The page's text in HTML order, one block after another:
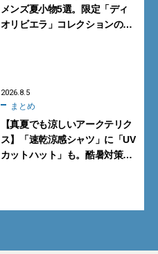
メンズ夏小物5選。限定「ディ
オリビエラ」コレクションの
2026.8.5
まとめ
【真夏でも涼しいアークテリク
ス】「速乾涼感シャツ」に「UV
カットハット」も。酷暑対策に